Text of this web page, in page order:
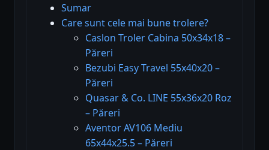
Sumar
Care sunt cele mai bune trolere?
Caslon Troler Cabina 50x34x18 –
Păreri
Bezubi Easy Travel 55x40x20 –
Păreri
Quasar & Co. LINE 55x36x20 Roz
– Păreri
Aventor AV106 Mediu
65x44x25.5 – Păreri